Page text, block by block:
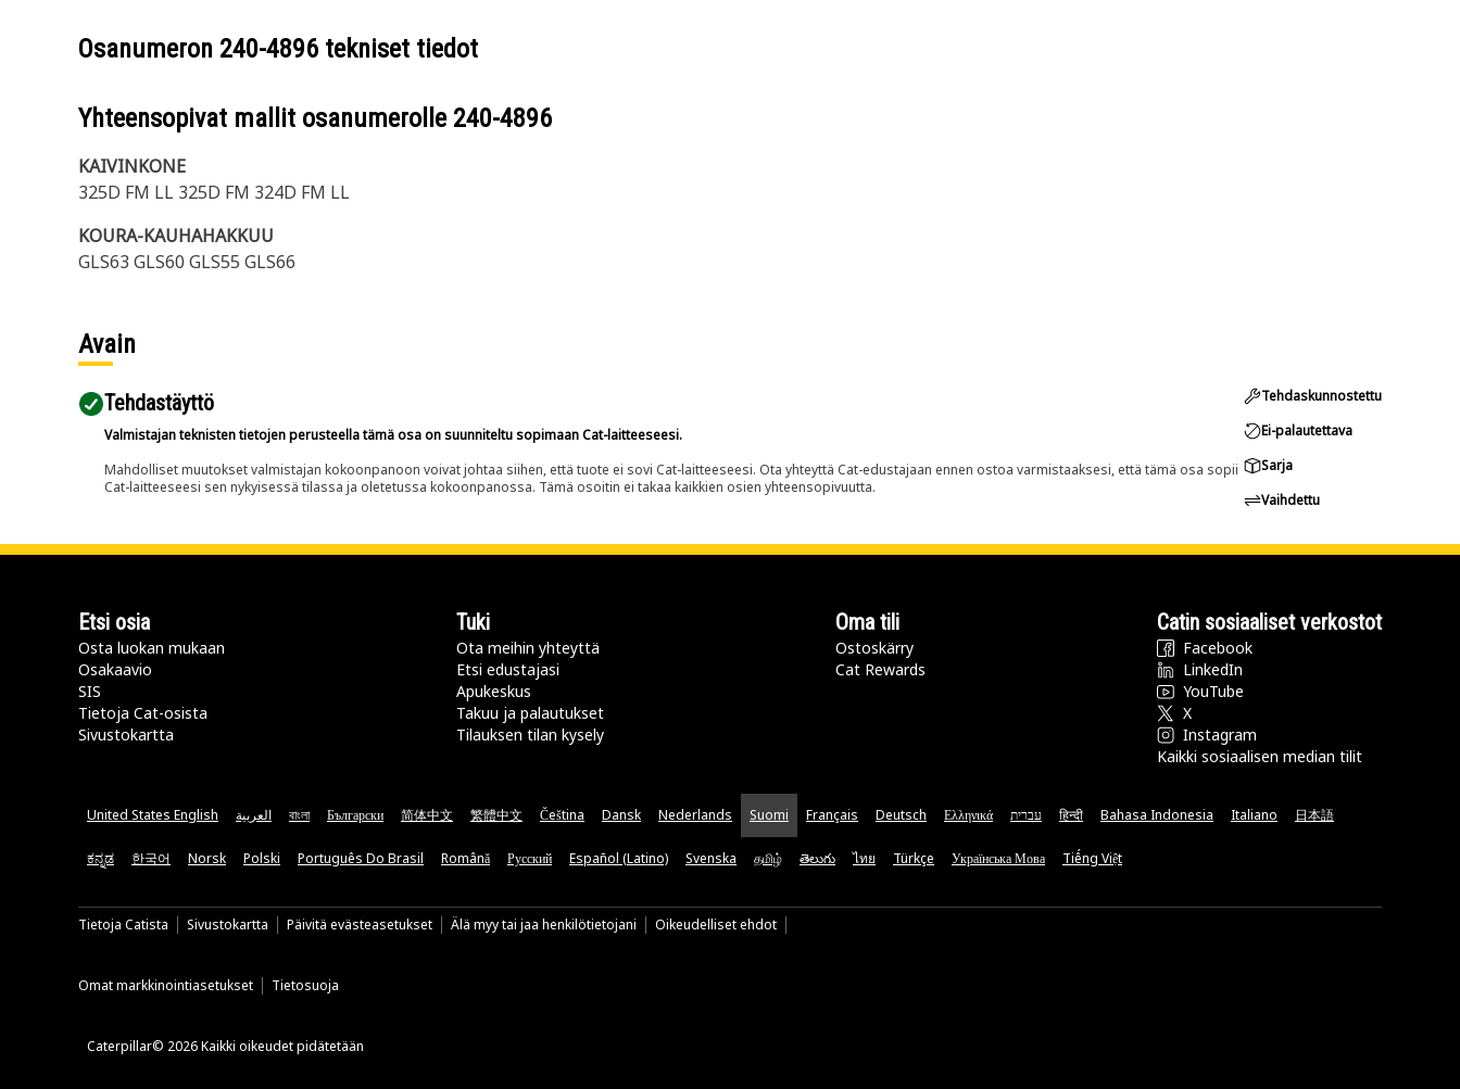
Osanumeron 240-4896 tekniset tiedot
Yhteensopivat mallit osanumerolle 240-4896
KAIVINKONE
325D FM LL 325D FM 324D FM LL
KOURA-KAUHAHAKKUU
GLS63 GLS60 GLS55 GLS66
Avain
Tehdastäyttö
Valmistajan teknisten tietojen perusteella tämä osa on suunniteltu sopimaan Cat-laitteeseesi.
Mahdolliset muutokset valmistajan kokoonpanoon voivat johtaa siihen, että tuote ei sovi Cat-laitteeseesi. Ota yhteyttä Cat-edustajaan ennen ostoa varmistaaksesi, että tämä osa sopii
Cat-laitteeseesi sen nykyisessä tilassa ja oletetussa kokoonpanossa. Tämä osoitin ei takaa kaikkien osien yhteensopivuutta.
Tehdaskunnostettu
Ei-palautettava
Sarja
Vaihdettu
Etsi osia
Osta luokan mukaan
Osakaavio
SIS
Tietoja Cat-osista
Sivustokartta
Tuki
Ota meihin yhteyttä
Etsi edustajasi
Apukeskus
Takuu ja palautukset
Tilauksen tilan kysely
Oma tili
Ostoskärry
Cat Rewards
Catin sosiaaliset verkostot
Facebook
LinkedIn
YouTube
X
Instagram
Kaikki sosiaalisen median tilit
United States English العربية বাংলা Български 简体中文 繁體中文 Čeština Dansk Nederlands Suomi Français Deutsch Ελληνικά עברית हिन्दी Bahasa Indonesia Italiano 日本語
ಕನ್ನಡ 한국어 Norsk Polski Português Do Brasil Română Русский Español (Latino) Svenska தமிழ் తెలుగు ไทย Türkçe Українська Мова Tiếng Việt
Tietoja Catista Sivustokartta Päivitä evästeasetukset Älä myy tai jaa henkilötietojani Oikeudelliset ehdot
Omat markkinointiasetukset Tietosuoja
Caterpillar© 2026 Kaikki oikeudet pidätetään